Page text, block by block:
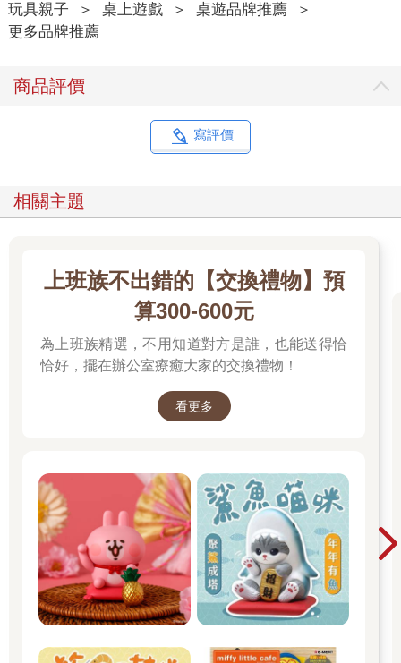
玩具親子
＞ 桌上遊戲 ＞ 桌遊品牌推薦
＞
更多品牌推薦
商品評價
寫評價
相關主題
上班族不出錯的【交換禮物】預
算300-600元
為上班族精選，不用知道對方是誰，也能送得恰
恰好，擺在辦公室療癒大家的交換禮物！
看更多